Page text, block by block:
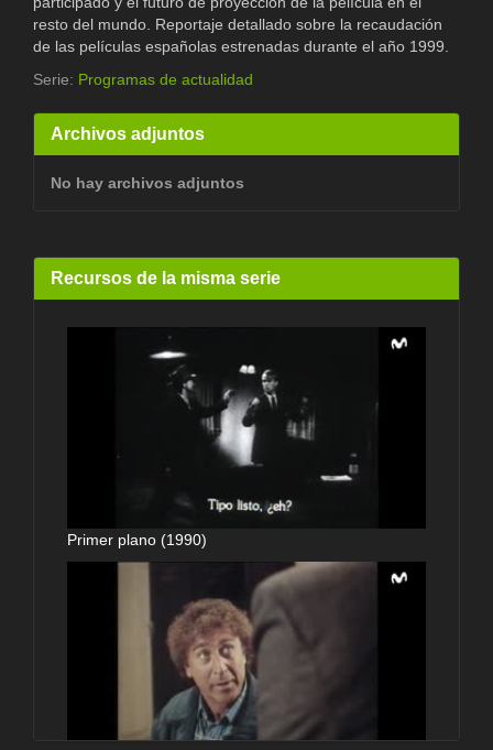
resto del mundo. Reportaje detallado sobre la recaudación
de las películas españolas estrenadas durante el año 1999.
Serie: Programas de actualidad
Archivos adjuntos
No hay archivos adjuntos
Recursos de la misma serie
Primer plano (1990)